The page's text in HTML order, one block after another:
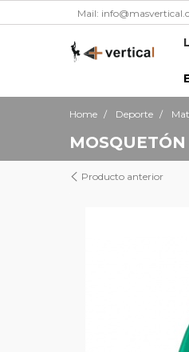
Mail:
Home Deporte
Producto anterior